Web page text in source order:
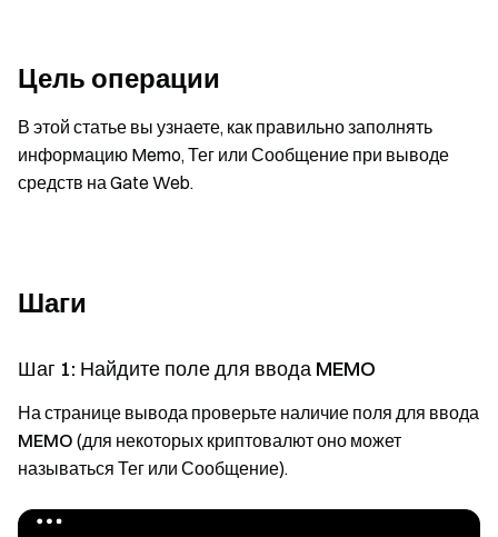
Цель операции
В этой статье вы узнаете, как правильно заполнять
информацию Memo, Тег или Сообщение при выводе
средств на Gate Web.
Шаги
Шаг 1: Найдите поле для ввода MEMO
На странице вывода проверьте наличие поля для ввода
MEMO (для некоторых криптовалют оно может
называться Тег или Сообщение).